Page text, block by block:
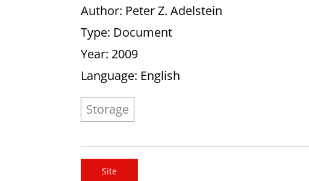
Author: Peter Z. Adelstein
Type: Document
Year: 2009
Language: English
Storage
Site